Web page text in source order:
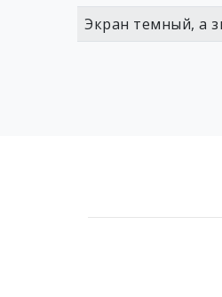
Экран темный, а